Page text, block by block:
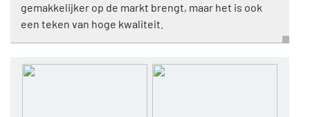
gemakkelijker op de markt brengt, maar het is ook
een teken van hoge kwaliteit.